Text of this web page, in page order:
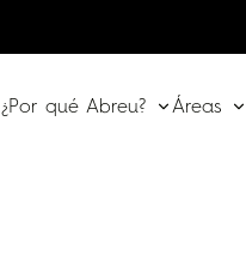
¿Por qué Abreu? Áreas